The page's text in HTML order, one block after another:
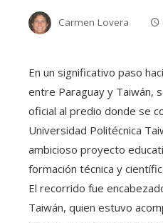
Carmen Lovera
En un significativo paso
entre Paraguay y Taiwán,
oficial al predio donde se
Universidad Politécnica
ambicioso proyecto
formación técnica y
El recorrido fue
Taiwán, quien estuvo